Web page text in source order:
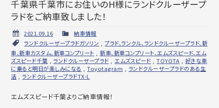
千葉県千葉市にお住いのH様にランドクルーザープ
ラドをご納車致しました！
2021.09.16
納車情報
ランドクルーザープラドガソリン ,プラド、ランクル、ランドクルーザープラド、新
車、新車カスタム、新車コンプリート ,新車、新車コンプリート、エムズスピード、エム
ズスピード千葉 ,ランドクルーザープラド エムズスピード ,TOYOTA
好きな車
に乗ると明日が楽しみになる
,Toyotagram
ランドクルーザープラドのある生
活 ,ランドクルーザープラドTX-L
エムズスピード千葉よりご納車情報！